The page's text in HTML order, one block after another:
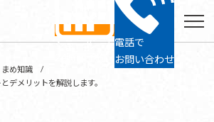
ショールーム電話で
お問い合わせ
まめ知識
デメリットを解説します。